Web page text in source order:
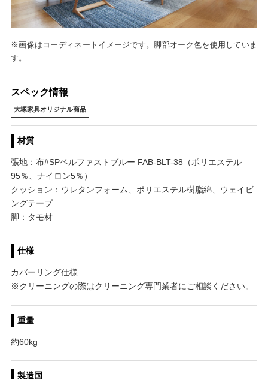
※画像はコーディネートイメージです。脚部オーク色を使用していま
す。
スペック情報
大塚家具オリジナル商品
材質
張地：布#SPベルファストブルー FAB-BLT-38（ポリエステル
95％、ナイロン5％）
クッション：ウレタンフォーム、ポリエステル樹脂綿、ウェイビ
ングテープ
脚：タモ材
仕様
カバーリング仕様
※クリーニングの際はクリーニング専門業者にご相談ください。
重量
約60kg
製造国